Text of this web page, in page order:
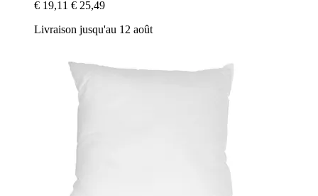
€ 19,11 € 25,49
Livraison jusqu'au 12 août